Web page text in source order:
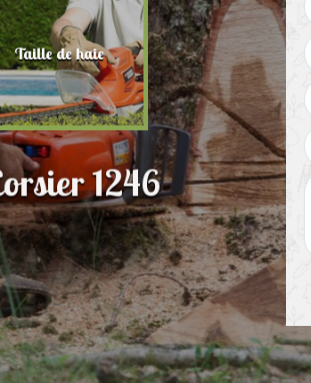
Taille de haie Abattage d'arbres
1246